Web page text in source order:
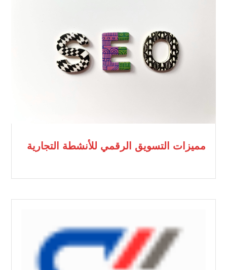
مميزات التسويق الرقمي للأنشطة التجارية